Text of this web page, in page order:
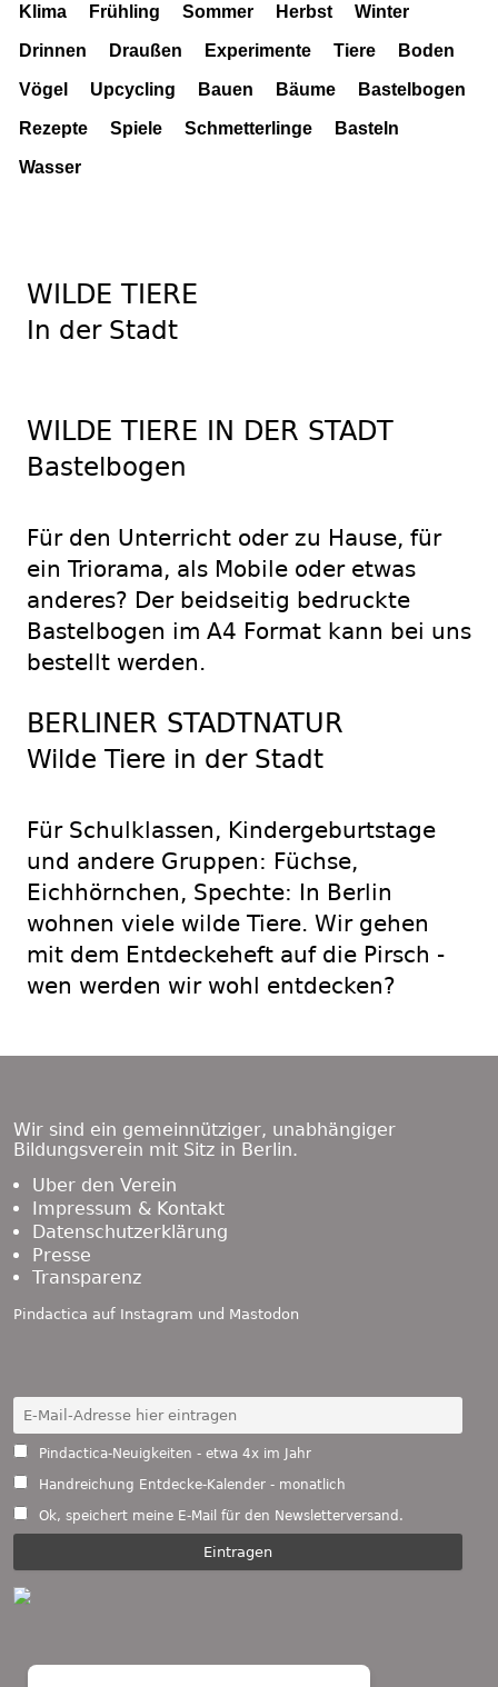
Klima Frühling Sommer Herbst Winter
Drinnen Draußen Experimente Tiere Boden
Vögel Upcycling Bauen Bäume Bastelbogen
Rezepte Spiele Schmetterlinge Basteln
Wasser
WILDE TIERE
In der Stadt
WILDE TIERE IN DER STADT
Bastelbogen
Für den Unterricht oder zu Hause, für
ein Triorama, als Mobile oder etwas
anderes? Der beidseitig bedruckte
Bastelbogen im A4 Format kann bei uns
bestellt werden.
BERLINER STADTNATUR
Wilde Tiere in der Stadt
Für Schulklassen, Kindergeburtstage
und andere Gruppen: Füchse,
Eichhörnchen, Spechte: In Berlin
wohnen viele wilde Tiere. Wir gehen
mit dem Entdeckeheft auf die Pirsch -
wen werden wir wohl entdecken?
Wir sind ein gemeinnütziger, unabhängiger
Bildungsverein mit Sitz in Berlin.
Über den Verein
Impressum & Kontakt
Datenschutzerklärung
Presse
Transparenz
Pindactica auf Instagram und Mastodon
Pindactica-Neuigkeiten - etwa 4x im Jahr
Handreichung Entdecke-Kalender - monatlich
Ok, speichert meine E-Mail für den Newsletterversand.